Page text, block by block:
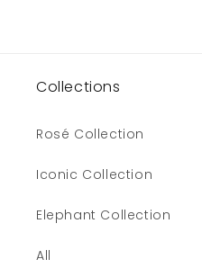
Collections
Rosé Collection
Iconic Collection
Elephant Collection
All